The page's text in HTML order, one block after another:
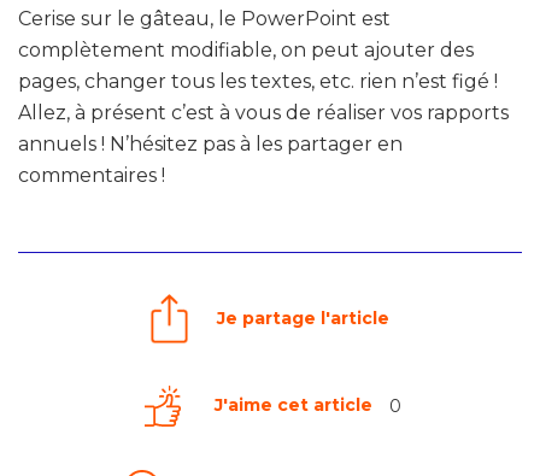
Cerise sur le gâteau, le PowerPoint est
complètement modifiable, on peut ajouter des
pages, changer tous les textes, etc. rien n’est figé !
Allez, à présent c’est à vous de réaliser vos rapports
annuels ! N’hésitez pas à les partager en
commentaires !
Je partage l'article
J'aime cet article 0